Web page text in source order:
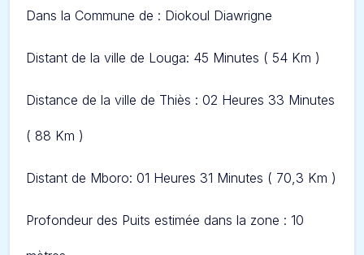
Dans la Commune de : Diokoul Diawrigne
Distant de la ville de Louga: 45 Minutes ( 54 Km )
Distance de la ville de Thiès : 02 Heures 33 Minutes
( 88 Km )
Distant de Mboro: 01 Heures 31 Minutes ( 70,3 Km )
Profondeur des Puits estimée dans la zone : 10